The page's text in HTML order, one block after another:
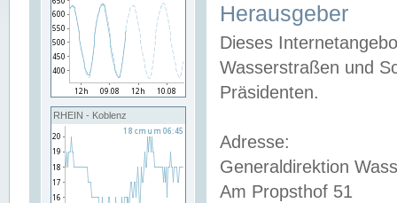
RHEIN - Koblenz
Herausgeber
Dieses
Wasserstraßen und
Präsidenten.
Adresse:
Generaldirektion
Am Propsthof 51